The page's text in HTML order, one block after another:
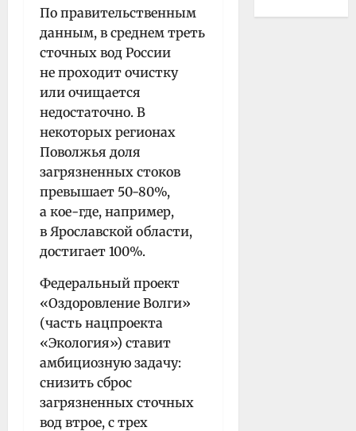
По правительственным
данным, в среднем треть
сточных вод России
не проходит очистку
или очищается
недостаточно. В
некоторых регионах
Поволжья доля
загрязненных стоков
превышает 50-80%,
а кое-где, например,
в Ярославской области,
достигает 100%.
Федеральный проект
«Оздоровление Волги»
(часть нацпроекта
«Экология») ставит
амбициозную задачу:
снизить сброс
загрязненных сточных
вод втрое, с трех